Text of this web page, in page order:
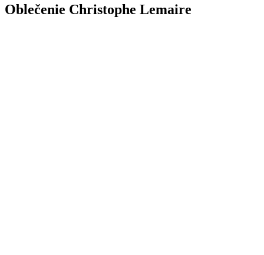
Oblečenie Christophe Lemaire